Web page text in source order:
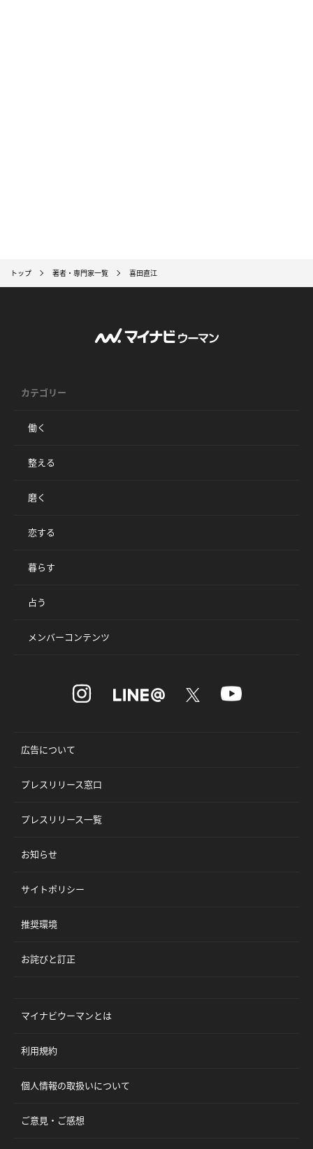
トップ 著者・専門家一覧 喜田直江
カテゴリー
働く
整える
磨く
恋する
暮らす
占う
メンバーコンテンツ
広告について
プレスリリース窓口
プレスリリース一覧
お知らせ
サイトポリシー
推奨環境
お詫びと訂正
マイナビウーマンとは
利用規約
個人情報の取扱いについて
ご意見・ご感想